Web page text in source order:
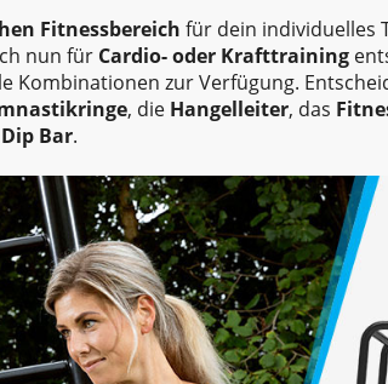
Fitnessbereich für dein individuelles
nun für Cardio- oder Krafttraining
Kombinationen zur Verfügung.
, die Hangelleiter, das
Dip Bar.